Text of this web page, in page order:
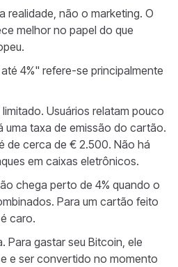
realidade, não o marketing. O
melhor no papel do que
4%" refere-se principalmente
Usuários relatam pouco
uma taxa de emissão do cartão.
de cerca de € 2.500. Não há
em caixas eletrônicos.
chega perto de 4% quando o
Para um cartão feito
caro.
Para gastar seu Bitcoin, ele
e ser convertido no momento